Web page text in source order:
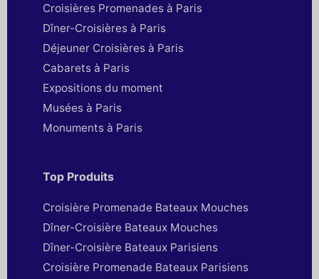
Croisières Promenades à Paris
Dîner-Croisières à Paris
Déjeuner Croisières à Paris
Cabarets à Paris
Expositions du moment
Musées à Paris
Monuments à Paris
Top Produits
Croisière Promenade Bateaux Mouches
Dîner-Croisière Bateaux Mouches
Dîner-Croisière Bateaux Parisiens
Croisière Promenade Bateaux Parisiens